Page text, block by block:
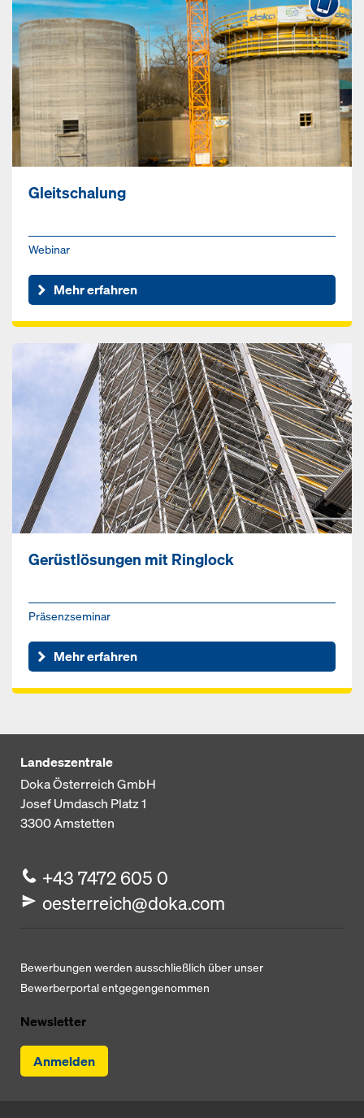
Gleitschalung
Webinar
Mehr erfahren
Gerüstlösungen mit Ringlock
Präsenzseminar
Mehr erfahren
Landeszentrale
Doka Österreich GmbH
Josef Umdasch Platz 1
3300Amstetten
+43 7472 605 0
oesterreich@doka.com
Bewerbungen werden ausschließlich über unser
Bewerberportal entgegengenommen
Newsletter
Anmelden